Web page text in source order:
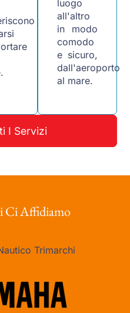
luogo
all'altro
in modo
comodo
e sicuro,
dall'aeroporto
al mare.
I Servizi
Ci Affidiamo